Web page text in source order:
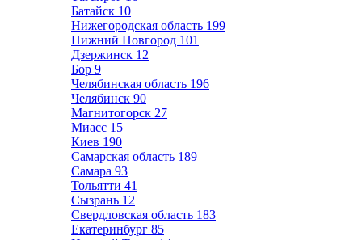
Батайск 10
Нижегородская область 199
Нижний Новгород 101
Дзержинск 12
Бор 9
Челябинская область 196
Челябинск 90
Магнитогорск 27
Миасс 15
Киев 190
Самарская область 189
Самара 93
Тольятти 41
Сызрань 12
Свердловская область 183
Екатеринбург 85